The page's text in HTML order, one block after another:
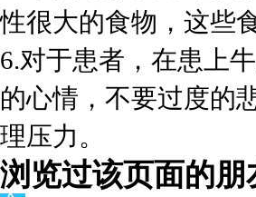
性很大的食物，这些
6.对于患者，在患上
的心情，不要过度的
理压力。
浏览过该页面的